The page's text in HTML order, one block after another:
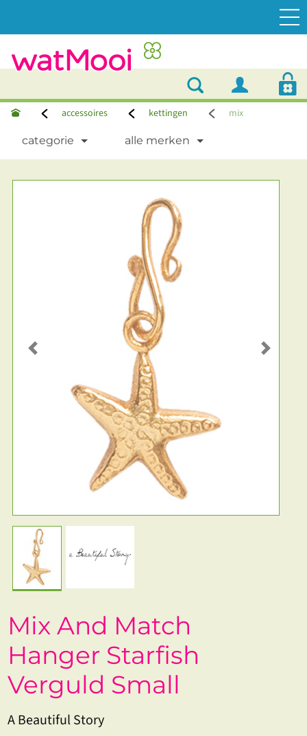
accessoires kettingen mix
categorie alle merken
Previous Next
Mix And Match
Hanger Starfish
Verguld Small
A Beautiful Story